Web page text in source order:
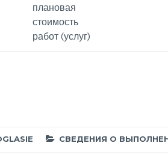
плановая
стоимость
работ (услуг)
СВЕДЕНИЯ О